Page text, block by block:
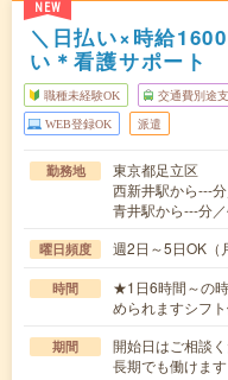
NEW
＼日払い×時給
い＊看護サポート
職種未経験OK 交通費別途
WEB登録OK 派遣
勤務地
東京都足立区
西新井駅から---
青井駅から---分
曜日頻度 週2日～5日OK
時間
★1日6時間～の
められますシフ
期間
開始日はご相談
長期でも働けます